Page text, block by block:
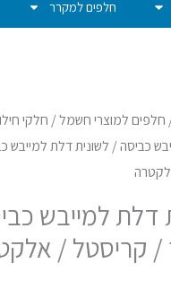
חלפים למקרר
חלפים למוצרי חשמל/ חלקי
כביסה/ לשונית דלת למייבש
דלת למייבש
/ קריסטל /